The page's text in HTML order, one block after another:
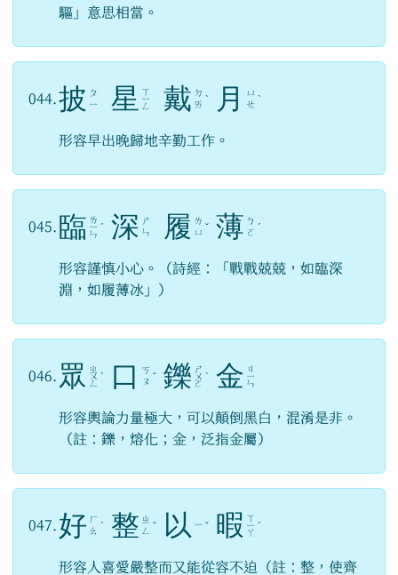
驅」意思相當。
044. 披 ㄆ
ㄧ
星 ㄒ
ㄧ
ㄥ 戴 ㄉ
ㄞ ˋ 月
ㄩ
ㄝ ˋ
形容早出晚歸地辛勤工作。
045. 臨 ㄌ
ㄧ
ㄣ
ˊ 深 ㄕ
ㄣ
履 ㄌ
ㄩ ˇ 薄 ㄅ
ㄛ ˊ
形容謹慎小心。（詩經：「戰戰兢兢，如臨深
淵，如履薄冰」）
046. 眾 ㄓ
ㄨ
ㄥ
ˋ 口
ㄎ
ㄡ ˇ 鑠 ㄕ
ㄨ
ㄛ
ˋ 金 ㄐ
ㄧ
ㄣ
形容輿論力量極大，可以顛倒黑白，混淆是非。
（註：鑠，熔化；金，泛指金屬）
047. 好 ㄏ
ㄠ ˋ 整 ㄓ
ㄥ ˇ 以 ㄧ ˇ 暇 ㄒ
ㄧ
ㄚ
ˊ
形容人喜愛嚴整而又能從容不迫（註：整，使齊